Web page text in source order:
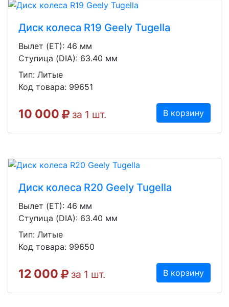
Диск колеса R19 Geely Tugella
Вылет (ET): 46 мм
Ступица (DIA): 63.40 мм
Тип: Литые
Код товара: 99651
10 000 за 1 шт. В корзину
Диск колеса R20 Geely Tugella
Вылет (ET): 46 мм
Ступица (DIA): 63.40 мм
Тип: Литые
Код товара: 99650
12 000 за 1 шт. В корзину